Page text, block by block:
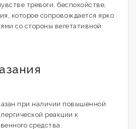
тревоги, беспокойстве,
которое сопровождается ярко
со стороны вегетативной
при наличии повышенной
реакции к
средства.